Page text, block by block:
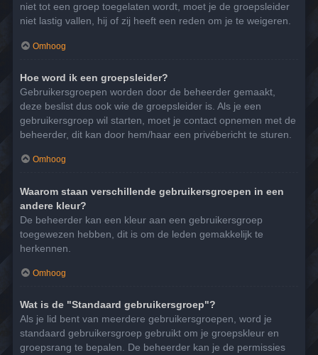
niet tot een groep toegelaten wordt, moet je de groepsleider
niet lastig vallen, hij of zij heeft een reden om je te weigeren.
Omhoog
Hoe word ik een groepsleider?
Gebruikersgroepen worden door de beheerder gemaakt,
deze beslist dus ook wie de groepsleider is. Als je een
gebruikersgroep wil starten, moet je contact opnemen met de
beheerder, dit kan door hem/haar een privébericht te sturen.
Omhoog
Waarom staan verschillende gebruikersgroepen in een
andere kleur?
De beheerder kan een kleur aan een gebruikersgroep
toegewezen hebben, dit is om de leden gemakkelijk te
herkennen.
Omhoog
Wat is de "Standaard gebruikersgroep"?
Als je lid bent van meerdere gebruikersgroepen, word je
standaard gebruikersgroep gebruikt om je groepskleur en
groepsrang te bepalen. De beheerder kan je de permissies